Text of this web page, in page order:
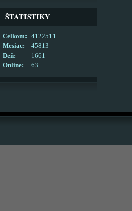
ŠTATISTIKY
Online: 63
Celkom:
4122511
Mesiac:
45813
Deň:
1661